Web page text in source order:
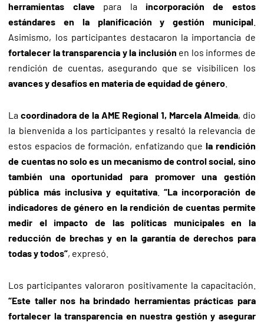
herramientas clavepara la incorporación de estos
estándares en la planificación y gestión municipal.
Asimismo, los participantes destacaron la importancia de
fortalecer la transparencia y la inclusión en los informes de
rendición de cuentas, asegurando que se visibilicen los
avances y desafíos en materia de equidad de género
Lacoordinadora de la AME Regional 1, Marcela Almeida, dio
la bienvenida a los participantes y resaltó la relevancia de
estos espacios de formación, enfatizando que la rendición
de cuentas no solo es un mecanismo de control social, sino
también una oportunidad para promover una gestión
pública más inclusiva y equitativa. “La incorporación de
indicadores de género en la rendición de cuentas permite
medir el impacto de las políticas municipales en la
reducción de brechas y en la garantía de derechos para
todas y todos”, expresó.
Los participantes valoraron positivamente la capacitación.
“Este taller nos ha brindado herramientas prácticas para
fortalecer la transparencia en nuestra gestión y asegurar